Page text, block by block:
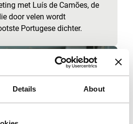
Details About
met Luís de Camões, de
door velen wordt
Portugese dichter.